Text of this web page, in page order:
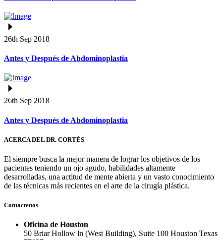
26th Sep 2018
Antes y Después de Abdominoplastia
26th Sep 2018
Antes y Después de Abdominoplastia
ACERCA DEL DR. CORTÉS
El siempre busca la mejor manera de lograr los objetivos de los
pacientes teniendo un ojo agudo, habilidades altamente
desarrolladas, una actitud de mente abierta y un vasto conocimiento
de las técnicas más recientes en el arte de la cirugía plástica.
Contactenos
Oficina de Houston
50 Briar Hollow ln (West Building), Suite 100 Houston Texas